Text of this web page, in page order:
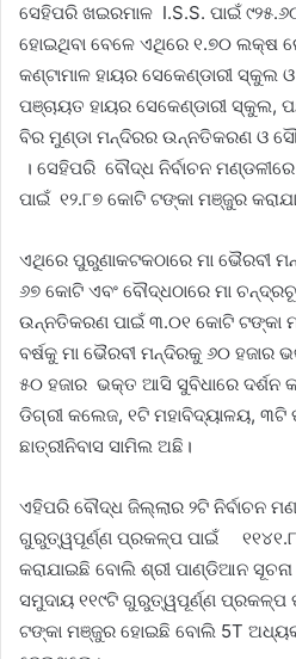
ସେହିପରି ଖଇରମାଳ I.S.S. ପାଇଁ
ହୋଇଥିବା ବେଳେ ଏଥିରେ ୧.୭୦ ଲକ୍ଷ
କଣ୍ଟାମାଳ ହାୟର ସେକେଣ୍ଡାରୀ ସ୍କୁଲ
ପଞ୍ଚାୟତ ହାୟର ସେକେଣ୍ଡାରୀ ସ୍କୁଲ,
ବିର ମୁଣ୍ଡା ମନ୍ଦିରର ଉନ୍ନତିକରଣ ଓ
। ସେହିପରି ବୌଦ୍ଧ ନିର୍ବାଚନ
ପାଇଁ ୧୨.୮୭ କୋଟି ଟଙ୍କା ମଞ୍ଜୁର
ଏଥିରେ ପୁରୁଣାକଟକଠାରେ ମା ଭୈରବୀ
୬୭ କୋଟି ଏବଂ ବୌଦ୍ଧଠାରେ ମା
ଉନ୍ନତିକରଣ ପାଇଁ ୩.୦୧ କୋଟି ଟଙ୍କା
ବର୍ଷକୁ ମା ଭୈରବୀ ମନ୍ଦିରକୁ ୬୦ ହଜାର
୫୦ ହଜାର ଭକ୍ତ ଆସି ସୁବିଧାରେ ଦର୍ଶନ
ଡିଗ୍ରୀ କଲେଜ, ୧ଟି ମହାବିଦ୍ୟାଳୟ, ୩ଟି
ଛାତ୍ରୀନିବାସ ସାମିଲ ଅଛି।
ଏହିପରି ବୌଦ୍ଧ ଜିଲ୍ଲାର ୨ଟି ନିର୍ବାଚନ
ଗୁରୁତ୍ୱପୂର୍ଣ୍ଣ ପ୍ରକଳ୍ପ ପାଇଁ
କରାଯାଇଛି ବୋଲି ଶ୍ରୀ ପାଣ୍ଡିଆନ
ସମୁଦାୟ ୧୧୯ଟି ଗୁରୁତ୍ୱପୂର୍ଣ୍ଣ
ଟଙ୍କା ମଞ୍ଜୁର ହୋଇଛି ବୋଲି 5T